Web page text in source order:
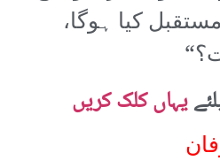
کیا ہوگا،
یہاں کلک کریں